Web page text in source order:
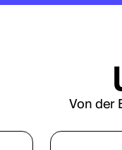
Von der